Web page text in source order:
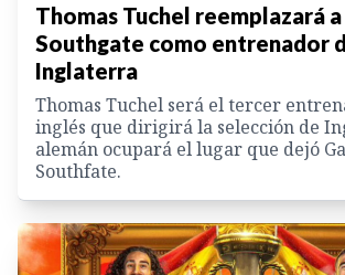
Thomas Tuchel reemplazará
Southgate como entrenador
Inglaterra
Thomas Tuchel será el tercer
inglés que dirigirá la selección de
alemán ocupará el lugar que dejó
Southfate.